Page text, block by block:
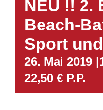
NEU !! 2.
Beach-
Sport
26. Mai 2019
22,50 € P.P.